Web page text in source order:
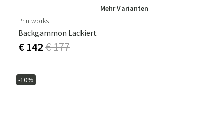
Mehr Varianten
Printworks
Backgammon Lackiert
€ 142€ 177
-10%